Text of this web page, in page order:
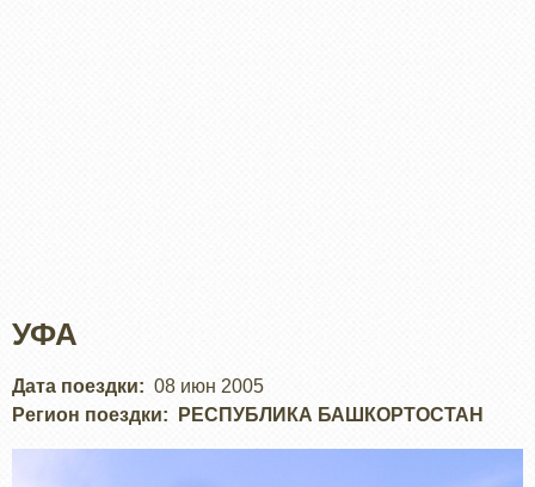
УФА
Дата поездки
08 июн 2005
Регион поездки
РЕСПУБЛИКА БАШКОРТОСТАН